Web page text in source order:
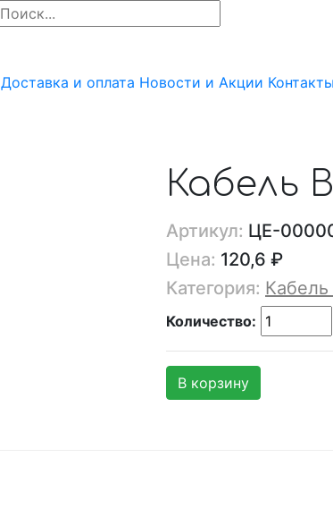
Доставка и оплата Новости и Акции Контакты
Кабель
Артикул: ЦЕ-
Цена: 120,6 ₽
Категория:
Количество:
В корзину